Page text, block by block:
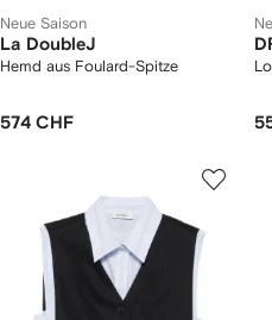
Neue Saison
La DoubleJ
Hemd aus Foulard-Spitze
574 CHF